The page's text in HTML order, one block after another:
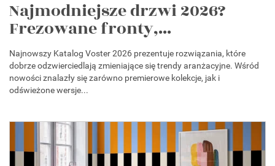
Najmodniejsze drzwi 2026?
Frezowane fronty,...
Najnowszy Katalog Voster 2026 prezentuje rozwiązania, które
dobrze odzwierciedlają zmieniające się trendy aranżacyjne. Wśród
nowości znalazły się zarówno premierowe kolekcje, jak i
odświeżone wersje...